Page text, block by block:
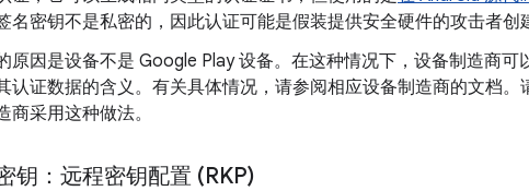
名密钥不是私密的，因此认证可能是假装提供安全硬件的攻击者创
原因是设备不是 Google Play 设备。在这种情况下，设备制造商可
认证数据的含义。有关具体情况，请参阅相应设备制造商的文档
商采用这种做法。
钥：远程密钥配置 (RKP)